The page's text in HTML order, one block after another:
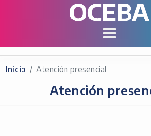
Inicio Atención presencial
Atención